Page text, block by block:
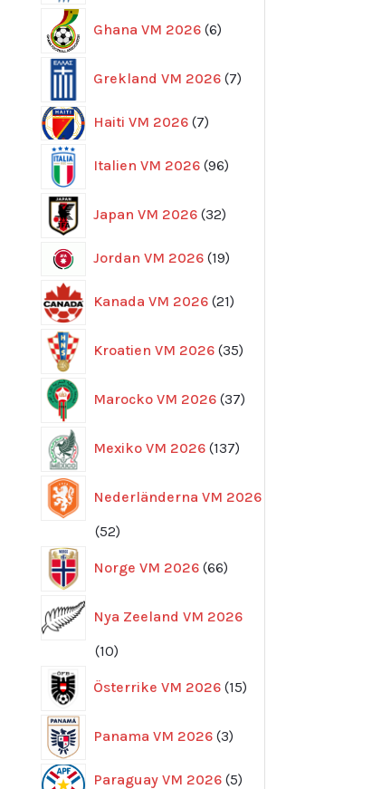
Ghana VM 2026 6
produkter
Grekland VM 2026 7
produkter
Haiti VM 2026 77
Italien VM 2026 96
produkter
Japan VM 2026 32
produkter
Jordan VM 2026 1919
Kanada VM 2026 21
produkter
Kroatien VM 2026 35
produkter
Marocko VM 2026 37
produkter
Mexiko VM 2026 137
produkter
Nederländerna VM 2026
5252
Norge VM 2026 66
produkter
Nya Zeeland VM 2026
1010
Österrike VM 2026 15
produkter
Panama VM 2026 3
produkter
Paraguay VM 2026 55